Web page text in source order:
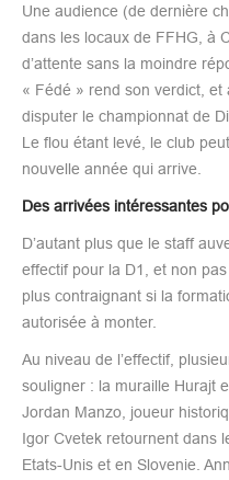
Une audience (de dernière
dans les locaux de FFHG, à
d’attente sans la moindre
« Fédé » rend son verdict,
disputer le championnat de
Le flou étant levé, le club
nouvelle année qui arrive.
Des arrivées intéressantes
D’autant plus que le staff
effectif pour la D1, et non
plus contraignant si la
autorisée à monter.
Au niveau de l’effectif,
souligner : la muraille Hurajt
Jordan Manzo, joueur
Igor Cvetek retournent dans
Etats-Unis et en Slovenie.